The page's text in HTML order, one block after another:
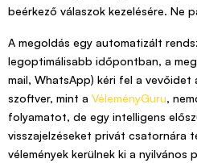
beérkező válaszok kezelésére. Ne
A megoldás egy automatizált
legoptimálisabb időpontban, a
mail, WhatsApp) kéri fel a vevőidet
szoftver, mint a VéleményGuru,
folyamatot, de egy intelligens
visszajelzéseket privát csatornára
vélemények kerülnek ki a nyilvános